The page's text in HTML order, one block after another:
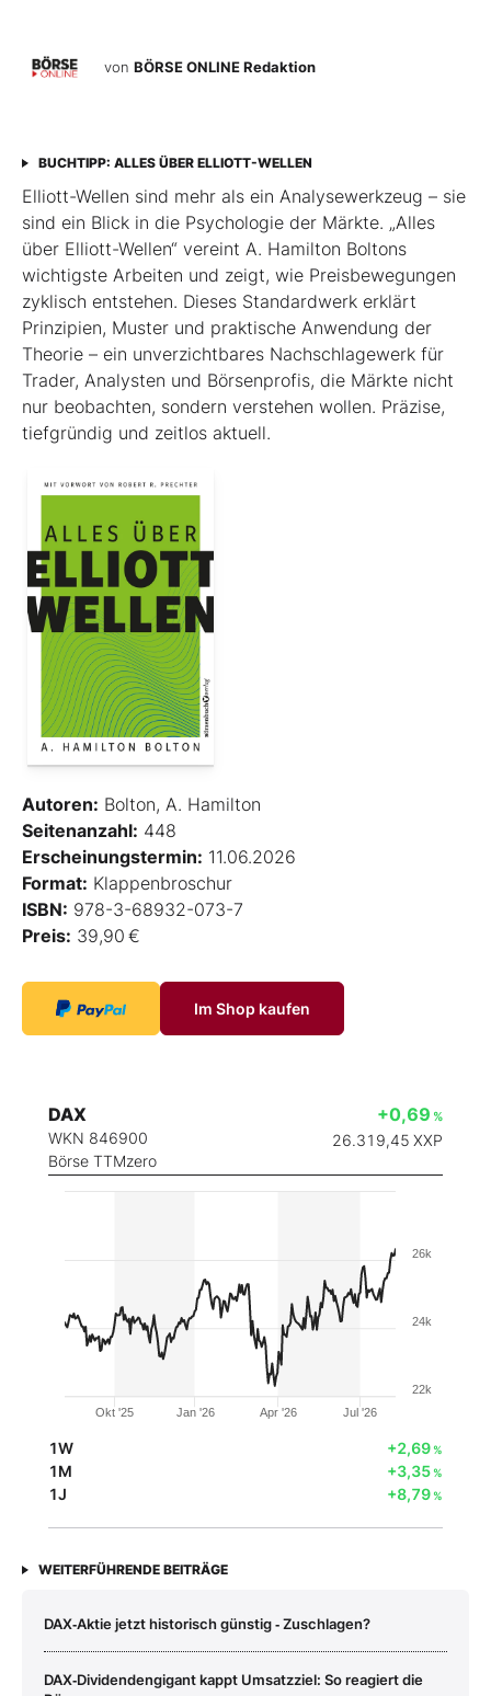
von BÖRSE ONLINE Redaktion
BUCHTIPP: ALLES ÜBER ELLIOTT-WELLEN
Elliott-Wellen sind mehr als ein Analysewerkzeug – sie
sind ein Blick in die Psychologie der Märkte. „Alles
über Elliott-Wellen“ vereint A. Hamilton Boltons
wichtigste Arbeiten und zeigt, wie Preisbewegungen
zyklisch entstehen. Dieses Standardwerk erklärt
Prinzipien, Muster und praktische Anwendung der
Theorie – ein unverzichtbares Nachschlagewerk für
Trader, Analysten und Börsenprofis, die Märkte nicht
nur beobachten, sondern verstehen wollen. Präzise,
tiefgründig und zeitlos aktuell.
Autoren: Bolton, A. Hamilton
Seitenanzahl: 448
Erscheinungstermin: 11.06.2026
Format: Klappenbroschur
ISBN: 978-3-68932-073-7
Preis: 39,90 €
Im Shop kaufen
DAX
WKN 846900
Börse TTMzero
+0,69 %
26.319,45 XXP
Okt '25 Jan '26 Apr '26 Jul '26
22k
24k
26k
1W +2,69%
1M +3,35%
1J +8,79%
WEITERFÜHRENDE BEITRÄGE
DAX‑Aktie jetzt historisch günstig ‑ Zuschlagen?
DAX‑Dividendengigant kappt Umsatzziel: So reagiert die